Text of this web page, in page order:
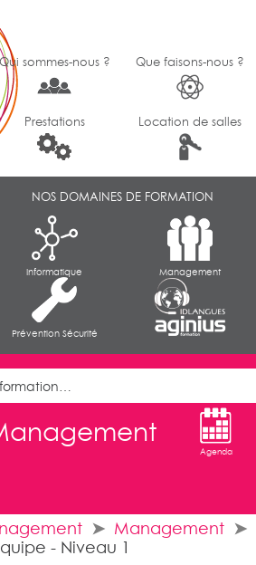
Qui sommes-nous ? Que faisons-nous ?
Prestations Location de salles
NOS DOMAINES DE FORMATION
Informatique Management
Prévention Sécurité
Agenda
Management
- Niveau 1